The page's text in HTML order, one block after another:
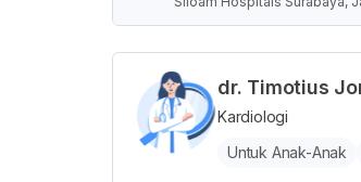
dr. Timotius
Kardiologi
Untuk Anak-Anak